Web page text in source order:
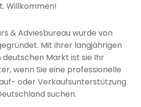
Willkommen!
& Adviesbureau wurde von
Mit ihrer langjährigen
Markt ist sie Ihr
wenn Sie eine professionelle
oder Verkaufsunterstützung
suchen.